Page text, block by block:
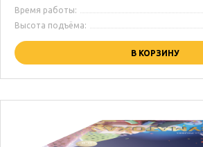
Время работы:
Высота подъёма:
В КОРЗИНУ